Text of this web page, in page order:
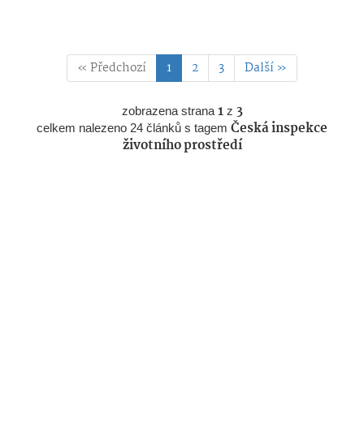
« Předchozí 1 2 3 Další »
zobrazena strana1z 3
celkem nalezeno 24 článků s tagem Česká inspekce
životního prostředí